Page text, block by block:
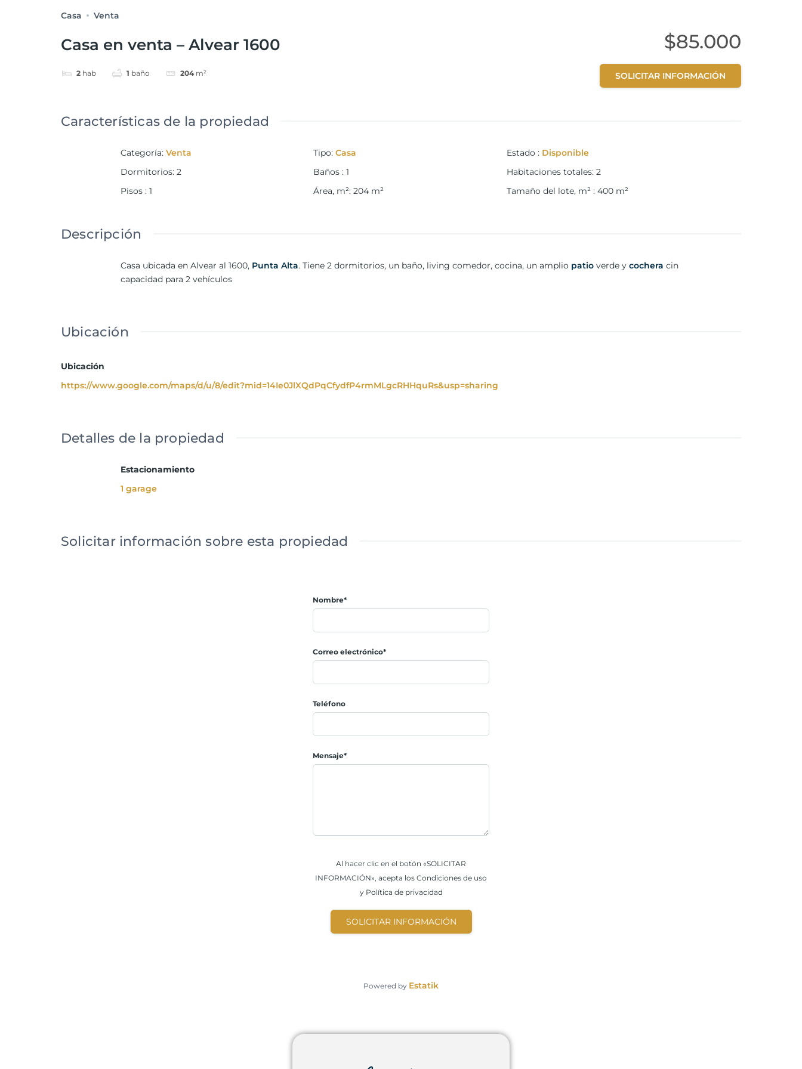
Casa Venta
Casa en venta – Alvear 1600
2 hab 1 baño 204 m²
$85.000
SOLICITAR INFORMACIÓN
Características de la propiedad
Categoría: Venta Tipo: Casa Estado : Disponible
Dormitorios: 2 Baños: 1 Habitaciones totales: 2
Pisos : 1 Área, m²: 204 m² Tamaño del lote, m² : 400 m²
Descripción
Casa ubicada en Alvear al 1600, Punta Alta. Tiene 2 dormitorios, un baño, living comedor, cocina, un amplio patio verde y cochera cin
capacidad para 2 vehículos
Ubicación
Ubicación
https://www.google.com/maps/d/u/8/edit?mid=14Ie0JlXQdPqCfydfP4rmMLgcRHHquRs&usp=sharing
Detalles de la propiedad
Estacionamiento
1 garage
Solicitar información sobre esta propiedad
Nombre*
Correo electrónico*
Teléfono
Mensaje*
Al hacer clic en el botón «SOLICITAR
INFORMACIÓN», acepta los Condiciones de uso
y Política de privacidad
SOLICITAR INFORMACIÓN
Powered by Estatik